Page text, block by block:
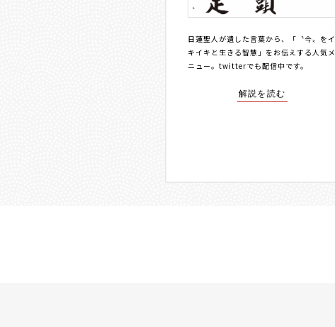
日蓮聖人が遺した言葉から、「〝今〟をイ
キイキと生きる智慧」をお伝えする人気メ
ニュー。 twitterでも配信中です。
解説を読む